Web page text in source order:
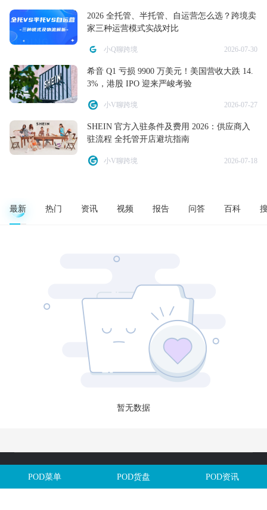
2026 全托管、半托管、自运营怎么选？跨境卖
家三种运营模式实战对比
小Q聊跨境 2026-07-30
希音 Q1 亏损 9900 万美元！美国营收大跌 14.
3%，港股 IPO 迎来严峻考验
小V聊跨境 2026-07-27
SHEIN 官方入驻条件及费用 2026：供应商入
驻流程 全托管开店避坑指南
小V聊跨境 2026-07-18
最新 热门 资讯 视频 报告 问答 百科
暂无数据
Copyright @全球定制网All Rights Reserved. 闽ICP备2025106563号
POD菜单 POD货盘 POD资讯